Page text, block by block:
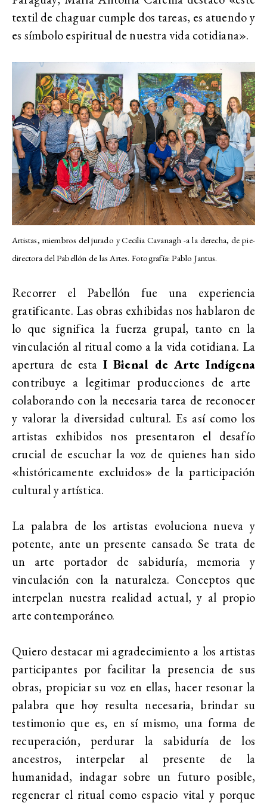
textil de chaguar cumple dos tareas, es atuendo y
es símbolo espiritual de nuestra vida cotidiana».
Artistas, miembros del jurado y Cecilia Cavanagh -a la derecha, de pie-
directora del Pabellón de las Artes. Fotografía: Pablo Jantus.
Recorrer el Pabellón fue una experiencia
gratificante. Las obras exhibidas nos hablaron de
lo que significa la fuerza grupal, tanto en la
vinculación al ritual como a la vida cotidiana. La
apertura de esta I Bienal de Arte Indígena
contribuye a legitimar producciones de arte
colaborando con la necesaria tarea de reconocer
y valorar la diversidad cultural. Es así como los
artistas exhibidos nos presentaron el desafío
crucial de escuchar la voz de quienes han sido
«históricamente excluidos» de la participación
cultural y artística.
La palabra de los artistas evoluciona nueva y
potente, ante un presente cansado. Se trata de
un arte portador de sabiduría, memoria y
vinculación con la naturaleza. Conceptos que
interpelan nuestra realidad actual, y al propio
arte contemporáneo.
Quiero destacar mi agradecimiento a los artistas
participantes por facilitar la presencia de sus
obras, propiciar su voz en ellas, hacer resonar la
palabra que hoy resulta necesaria, brindar su
testimonio que es, en sí mismo, una forma de
recuperación, perdurar la sabiduría de los
ancestros, interpelar al presente de la
humanidad, indagar sobre un futuro posible,
regenerar el ritual como espacio vital y porque